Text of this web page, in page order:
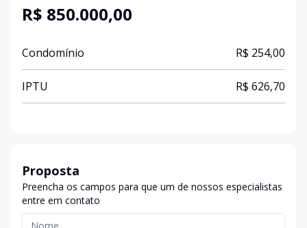
R$ 850.000,00
Condomínio R$ 254,00
IPTU R$ 626,70
Proposta
Preencha os campos para que um de nossos especialistas
entre em contato